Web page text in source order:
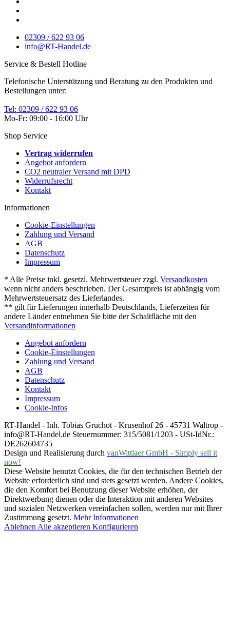
02309 / 622 93 06
info@RT-Handel.de
Service & Bestell Hotline
Telefonische Unterstützung und Beratung zu den Produkten und
Bestellungen unter:
Tel: 02309 / 622 93 06
Mo-Fr: 09:00 - 16:00 Uhr
Shop Service
Vertrag widerrufen
Angebot anfordern
CO2 neutraler Versand mit DPD
Widerrufsrecht
Kontakt
Informationen
Cookie-Einstellungen
Zahlung und Versand
AGB
Datenschutz
Impressum
* Alle Preise inkl. gesetzl. Mehrwertsteuer zzgl. Versandkosten
wenn nicht anders beschrieben. Der Gesamtpreis ist abhängig vom
Mehrwertsteuersatz des Lieferlandes.
** gilt für Lieferungen innerhalb Deutschlands, Lieferzeiten für
andere Länder entnehmen Sie bitte der Schaltfläche mit den
Versandinformationen
Angebot anfordern
Cookie-Einstellungen
Zahlung und Versand
AGB
Datenschutz
Kontakt
Impressum
Cookie-Infos
RT-Handel - Inh. Tobias Gruchot - Krusenhof 26 - 45731 Waltrop -
info@RT-Handel.de Steuernummer: 315/5081/1203 - USt-IdNr.:
DE262604735
Design und Realisierung durch vanWittlaer GmbH - Simply sell it
now!
Diese Website benutzt Cookies, die für den technischen Betrieb der
Website erforderlich sind und stets gesetzt werden. Andere Cookies,
die den Komfort bei Benutzung dieser Website erhöhen, der
Direktwerbung dienen oder die Interaktion mit anderen Websites
und sozialen Netzwerken vereinfachen sollen, werden nur mit Ihrer
Zustimmung gesetzt. Mehr Informationen
Ablehnen Alle akzeptieren Konfigurieren